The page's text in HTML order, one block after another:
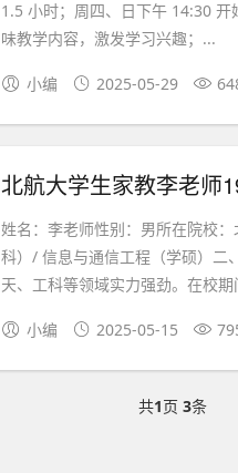
1.5 小时；周四、日下午 14:30
味教学内容，激发学习兴趣；...
小编 2025-05-29
北航大学生家教李老师
姓名：李老师性别：男所在院校
科）/ 信息与通信工程（学硕）二
天、工科等领域实力强劲。在校
小编 2025-05-15
共1页3条